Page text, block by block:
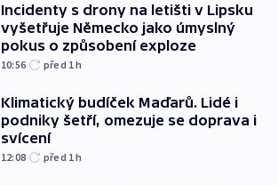
Incidenty s drony na letišti v Lipsku
vyšetřuje Německo jako úmyslný
pokus o způsobení exploze
10:56 před 1h
Klimatický budíček Maďarů. Lidé i
podniky šetří, omezuje se doprava i
svícení
12:08 před 1h